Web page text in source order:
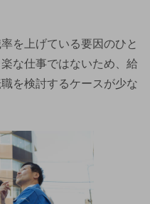
を上げている要因のひと
な仕事ではないため、給
を検討するケースが少な